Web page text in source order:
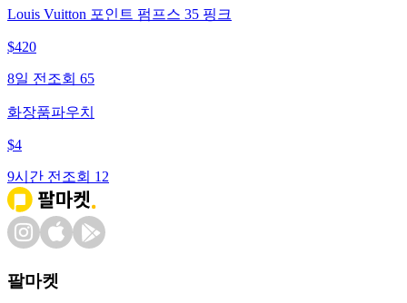
Louis Vuitton 포인트 펌프스 35 핑크
$420
8일 전 조회 65
화장품파우치
$4
9시간 전 조회 12
팔마켓